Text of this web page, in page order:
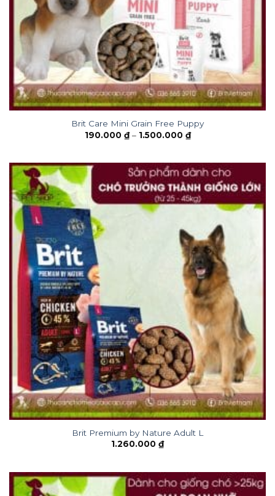
Brit Care Mini Grain Free Puppy
190.000 ₫– 1.500.000 ₫
Brit Premium by Nature Adult L
1.260.000 ₫